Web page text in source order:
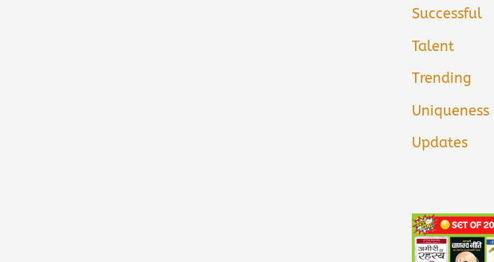
Successful
Talent
Trending
Uniqueness
Updates